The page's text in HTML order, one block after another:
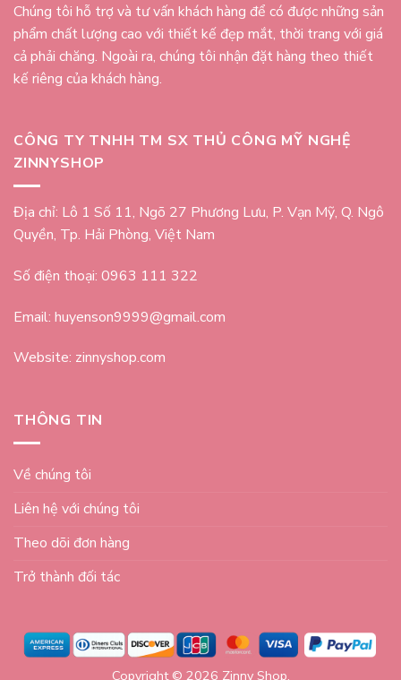
Chúng tôi hỗ trợ và tư vấn khách hàng để có được những sản
phẩm chất lượng cao với thiết kế đẹp mắt, thời trang với giá
cả phải chăng. Ngoài ra, chúng tôi nhận đặt hàng theo thiết
kế riêng của khách hàng.
CÔNG TY TNHH TM SX THỦ CÔNG MỸ NGHỆ
ZINNYSHOP
Địa chỉ: Lô 1 Số 11, Ngõ 27 Phương Lưu, P. Vạn Mỹ, Q. Ngô
Quyền, Tp. Hải Phòng, Việt Nam
Số điện thoại: 0963 111 322
Email: huyenson9999@gmail.com
Website: zinnyshop.com
THÔNG TIN
Về chúng tôi
Liên hệ với chúng tôi
Theo dõi đơn hàng
Trở thành đối tác
Copyright © 2026 Zinny Shop.